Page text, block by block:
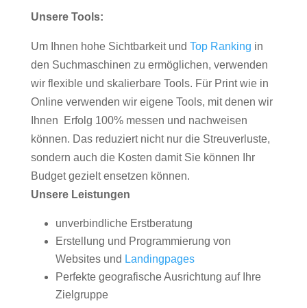
Unsere Tools:
Um Ihnen hohe Sichtbarkeit und Top Ranking in
den Suchmaschinen zu ermöglichen, verwenden
wir flexible und skalierbare Tools. Für Print wie in
Online verwenden wir eigene Tools, mit denen wir
Ihnen Erfolg 100% messen und nachweisen
können. Das reduziert nicht nur die Streuverluste,
sondern auch die Kosten damit Sie können Ihr
Budget gezielt ensetzen können.
Unsere Leistungen
unverbindliche Erstberatung
Erstellung und Programmierung von
Websites und Landingpages
Perfekte geografische Ausrichtung auf Ihre
Zielgruppe